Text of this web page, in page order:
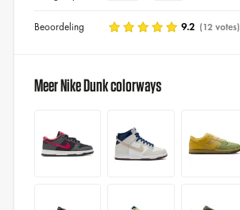
Beoordeling 9.2 (12 votes)
Meer Nike Dunk colorways